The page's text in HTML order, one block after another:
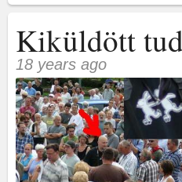
Kiküldött
18 years ago